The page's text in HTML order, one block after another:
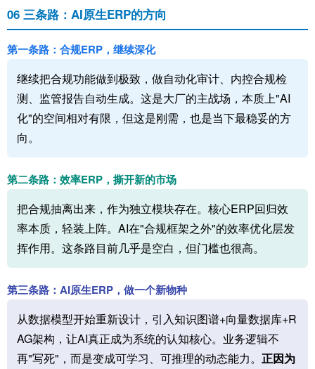
06 三条路：AI原生ERP的方向
第一条路：合规ERP，继续深化
继续把合规功能做到极致，做自动化审计、内控合规检
测、监管报告自动生成。这是大厂的主战场，本质上"AI
化"的空间相对有限，但这是刚需，也是当下最稳妥的方
向。
第二条路：效率ERP，撕开新的市场
把合规抽离出来，作为独立模块存在。核心ERP回归效
率本质，轻装上阵。AI在"合规框架之外"的效率优化层发
挥作用。这条路目前几乎是空白，但门槛也很高。
第三条路：AI原生ERP，做一个新物种
从数据模型开始重新设计，引入知识图谱+向量数据库+R
AG架构，让AI真正成为系统的认知核心。业务逻辑不
再"写死"，而是变成可学习、可推理的动态能力。 正因为